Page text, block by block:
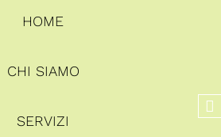
HOME
CHI SIAMO
SERVIZI